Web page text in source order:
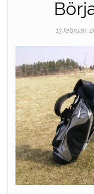
13 februari,